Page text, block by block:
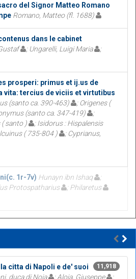
del Signor Matteo Romano
Romano, Matteo (fl. 1688)
dans le cabinet
; Ungarelli, Luigi Maria
;
prosperi: primus et ij.us de
vita: tercius de viciis et virtutibus
(santo ca. 390-463)
; Origenes (
(santo ca. 347-419)
;
santo )
; Isidorus : Hispalensis
( 735-804 )
; Cyprianus,
1r-7v) Hunayn ibn Ishaq
Protospatharius ; Philaretus
11,918
citta di Napoli e de' suoi
duca di Noia ; Aloja, Giuseppe
;